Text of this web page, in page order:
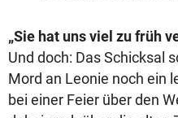
„Sie hat uns viel zu früh
Und doch: Das Schicksal
Mord an Leonie noch ein
bei einer Feier über den